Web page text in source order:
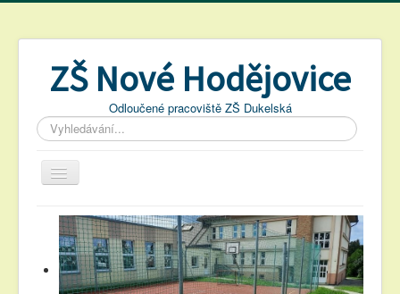
ZŠ Nové Hodějovice
Odloučené pracoviště ZŠ Dukelská
Vyhledávání...